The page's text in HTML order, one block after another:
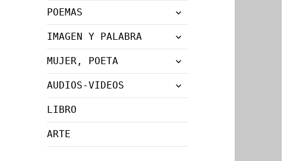
POEMAS
expande
el
menú
inferior
IMAGEN Y PALABRA
expande
el
menú
inferior
MUJER, POETA
expande
el
menú
AUDIOS-VIDEOS
expande
el
LIBRO
ARTE